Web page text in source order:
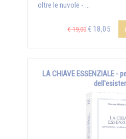
oltre le nuvole - ...
€ 19,00 € 18,05
LA CHIAVE ESSENZIALE -